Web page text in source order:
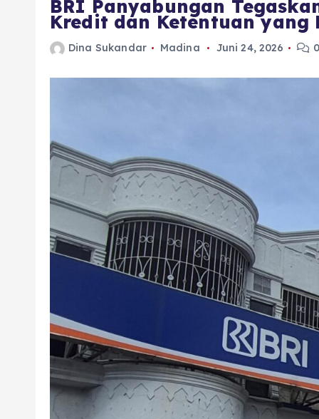
BRI Panyabungan
Kredit dan Ketentuan yang
Dina Sukandar Madina Juni 24, 2026